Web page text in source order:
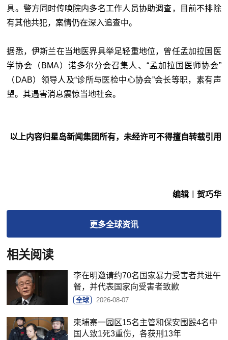
具。警方同时传唤院内多名工作人员协助调查，目前不排除
有其他共犯，案情仍在深入追查中。
据悉，伊斯兰在当地医界具举足轻重地位，曾任孟加拉国医
学协会（BMA）诺多尔分会召集人、“孟加拉国医师协会”
（DAB）领导人及“诊所与医检中心协会”会长等职，素有声
望。其遇害消息震惊当地社会。
以上内容归星岛新闻集团所有，未经许可不得擅自转载引用
编辑︱贺巧华
更多全球资讯
相关阅读
李在明邀请约70名国家暴力受害者共进午
餐，并代表国家向受害者致歉
全球 2026-08-07
柬埔寨一园区15名主管和保安围殴4名中
国人致1死3重伤，各获刑13年